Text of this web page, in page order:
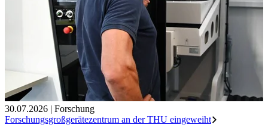
30.07.2026 | Forschung
Forschungsgroßgerätezentrum an der THU eingeweiht